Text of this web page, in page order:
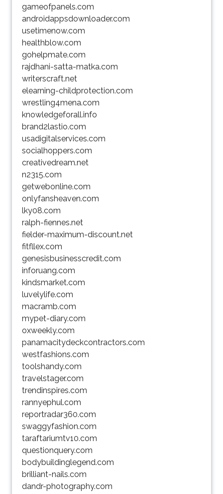
gameofpanels.com
androidappsdownloader.com
usetimenow.com
healthblow.com
gohelpmate.com
rajdhani-satta-matka.com
writerscraft.net
elearning-childprotection.com
wrestling4mena.com
knowledgeforall.info
brand2lastio.com
usadigitalservices.com
socialhoppers.com
creativedream.net
n2315.com
getwebonline.com
onlyfansheaven.com
lky08.com
ralph-fiennes.net
fielder-maximum-discount.net
fitfllex.com
genesisbusinesscredit.com
inforuang.com
kindsmarket.com
luvelylife.com
macramb.com
mypet-diary.com
oxweekly.com
panamacitydeckcontractors.com
westfashions.com
toolshandy.com
travelstager.com
trendinspires.com
rannyephul.com
reportradar360.com
swaggyfashion.com
taraftariumtv10.com
questionquery.com
bodybuildinglegend.com
brilliant-nails.com
dandr-photography.com